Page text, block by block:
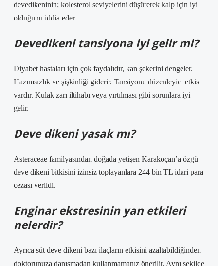
devedikeninin; kolesterol seviyelerini düşürerek kalp için iyi
olduğunu iddia eder.
Devedikeni tansiyona iyi gelir mi?
Diyabet hastaları için çok faydalıdır, kan şekerini dengeler.
Hazımsızlık ve şişkinliği giderir. Tansiyonu düzenleyici etkisi
vardır. Kulak zarı iltihabı veya yırtılması gibi sorunlara iyi
gelir.
Deve dikeni yasak mı?
Asteraceae familyasından doğada yetişen Karakoçan’a özgü
deve dikeni bitkisini izinsiz toplayanlara 244 bin TL idari para
cezası verildi.
Enginar ekstresinin yan etkileri
nelerdir?
Ayrıca süt deve dikeni bazı ilaçların etkisini azaltabildiğinden
doktorunuza danışmadan kullanmamanız önerilir. Aynı şekilde